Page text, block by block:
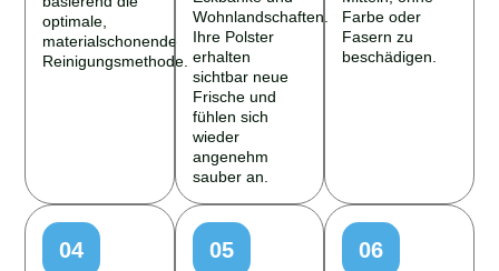
optimale,
materialschonende
Reinigungsmethode.
Wohnlandschaften.
Ihre Polster
erhalten
sichtbar neue
Frische und
fühlen sich
wieder
angenehm
sauber an.
Farbe oder
Fasern zu
beschädigen.
04
05
06